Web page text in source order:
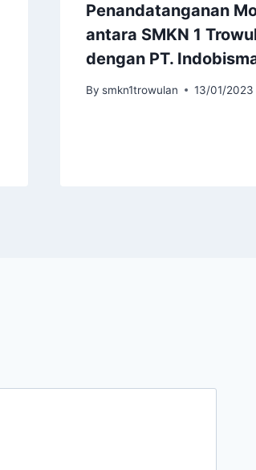
Penandatanganan
antara SMKN 1
dengan PT.
By smkn1trowulan 13/01/2023